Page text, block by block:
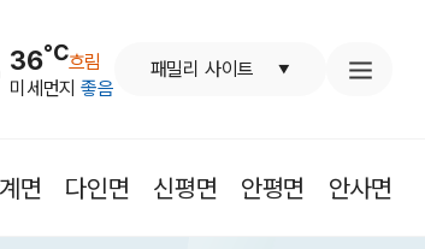
36℃흐림
미세먼지좋음
패밀리 사이트
면 다인면 신평면 안평면 안사면